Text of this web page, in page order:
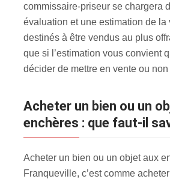
commissaire-priseur se chargera
évaluation et une estimation de la
destinés à être vendus au plus
que si l’estimation vous convient
décider de mettre en vente ou
Acheter un bien ou un objet aux
enchères : que faut-il
Acheter un bien ou un objet aux
Franqueville, c’est comme